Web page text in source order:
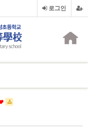
로그인